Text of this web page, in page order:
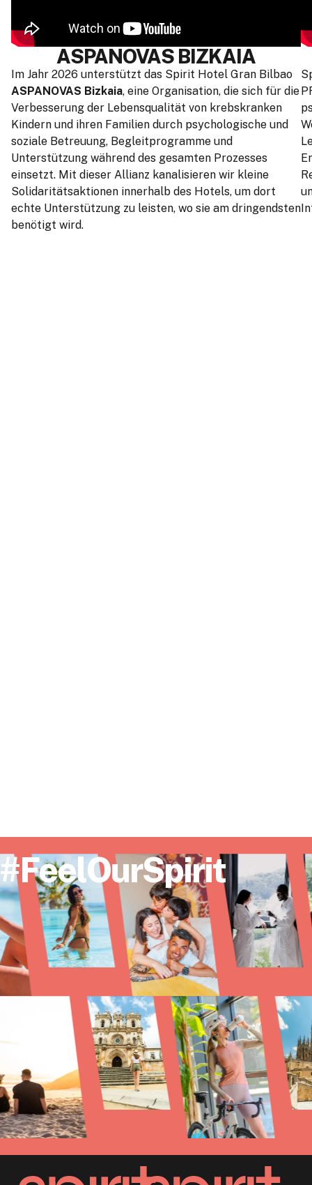
ASPANOVAS BIZKAIA
Im Jahr 2026 unterstützt das Spirit Hotel Gran Bilbao
ASPANOVAS Bizkaia, eine Organisation, die sich für die
Verbesserung der Lebensqualität von krebskranken
Kindern und ihren Familien durch psychologische und
soziale Betreuung, Begleitprogramme und
Unterstützung während des gesamten Prozesses
einsetzt. Mit dieser Allianz kanalisieren wir kleine
Solidaritätsaktionen innerhalb des Hotels, um dort
echte Unterstützung zu leisten, wo sie am dringendsten
benötigt wird.
#FeelOurSpirit